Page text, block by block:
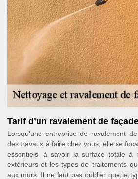
Tarif d’un ravalement de
Lorsqu’une entreprise de ravalement
des travaux à faire chez vous, elle se
essentiels, à savoir la surface totale à
extérieurs et les types de traitements
aux murs. Il ne faut pas oublier que le